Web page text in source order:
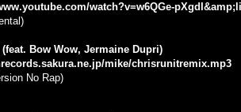
watch?v=w6QGe-
Bow Wow, Jermaine Dupri)
mike/chrisrunitremix.mp3
No Rap)